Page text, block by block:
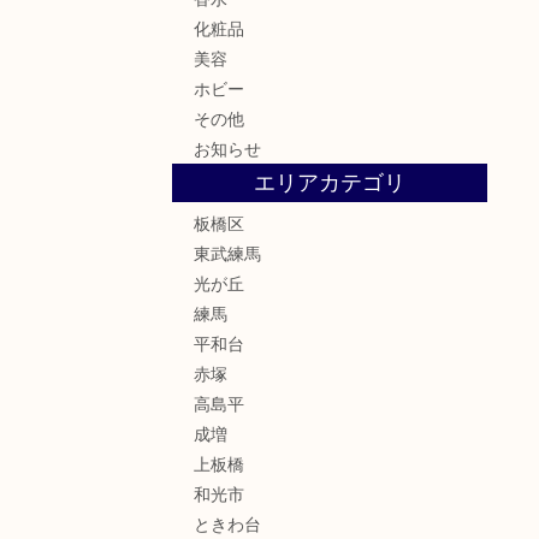
化粧品
美容
ホビー
その他
お知らせ
エリアカテゴリ
板橋区
東武練馬
光が丘
練馬
平和台
赤塚
高島平
成増
上板橋
和光市
ときわ台